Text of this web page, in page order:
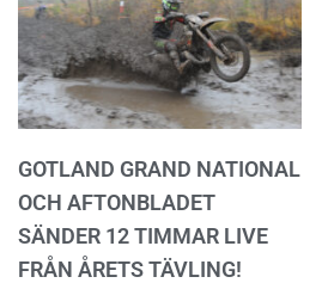
GOTLAND GRAND NATIONAL
OCH AFTONBLADET
SÄNDER 12 TIMMAR LIVE
FRÅN ÅRETS TÄVLING!